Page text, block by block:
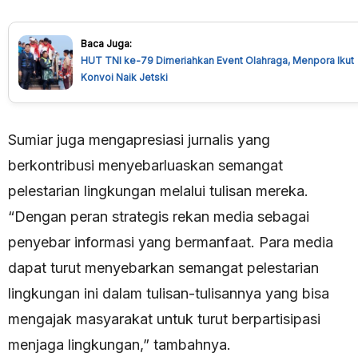
Baca Juga:
HUT TNI ke-79 Dimeriahkan Event Olahraga, Menpora Ikut
Konvoi Naik Jetski
Sumiar juga mengapresiasi jurnalis yang
berkontribusi menyebarluaskan semangat
pelestarian lingkungan melalui tulisan mereka.
“Dengan peran strategis rekan media sebagai
penyebar informasi yang bermanfaat. Para media
dapat turut menyebarkan semangat pelestarian
lingkungan ini dalam tulisan-tulisannya yang bisa
mengajak masyarakat untuk turut berpartisipasi
menjaga lingkungan,” tambahnya.